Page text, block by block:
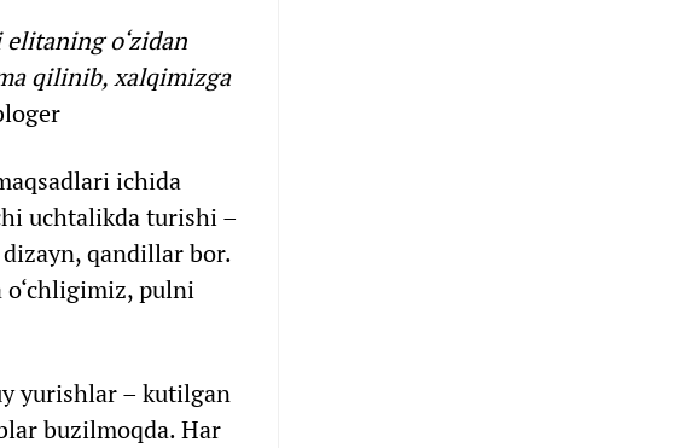
o‘zidan
qilinib, xalqimizga
ichida
uchtalikda turishi –
qandillar bor.
pulni
yurishlar – kutilgan
buzilmoqda. Har